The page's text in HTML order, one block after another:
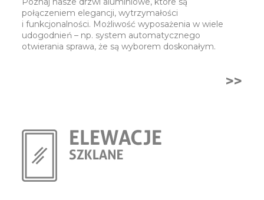
połączeniem elegancji, wytrzymałości
i funkcjonalności. Możliwość wyposażenia w wiele
udogodnień – np. system automatycznego
otwierania sprawa, że są wyborem doskonałym.
>>